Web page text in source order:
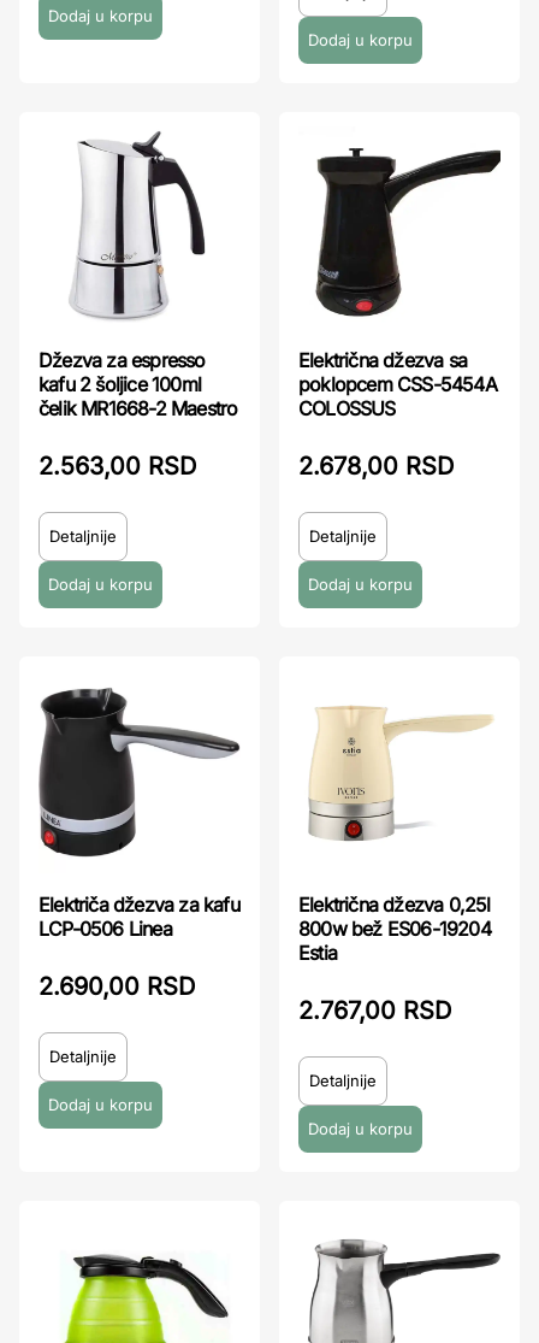
Džezva za espresso
kafu 2 šoljice 100ml
čelik MR1668-2 Maestro
2.563,00 RSD
Detaljnije
Električna džezva sa
poklopcem CSS-5454A
COLOSSUS
2.678,00 RSD
Detaljnije
Električa džezva za kafu
LCP-0506 Linea
2.690,00 RSD
Detaljnije
Električna džezva 0,25l
800w bež ES06-19204
Estia
2.767,00 RSD
Detaljnije